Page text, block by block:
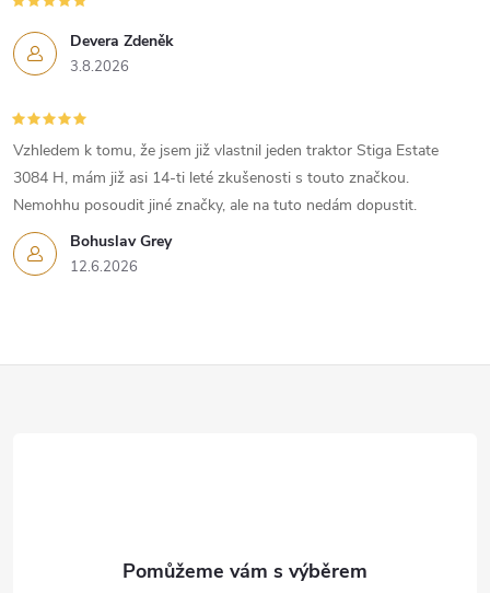
Devera Zdeněk
3.8.2026
Bohuslav Grey
12.6.2026
Vzhledem k tomu, že jsem již vlastnil jeden traktor Stiga Estate
3084 H, mám již asi 14-ti leté zkušenosti s touto značkou.
Nemohhu posoudit jiné značky, ale na tuto nedám dopustit.